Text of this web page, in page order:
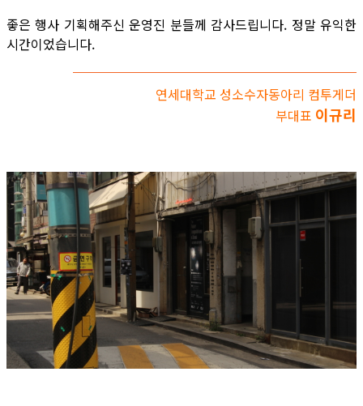
좋은 행사 기획해주신 운영진 분들께 감사드립니다. 정말 유익한
시간이었습니다.
연세대학교 성소수자동아리 컴투게더
부대표 이규리